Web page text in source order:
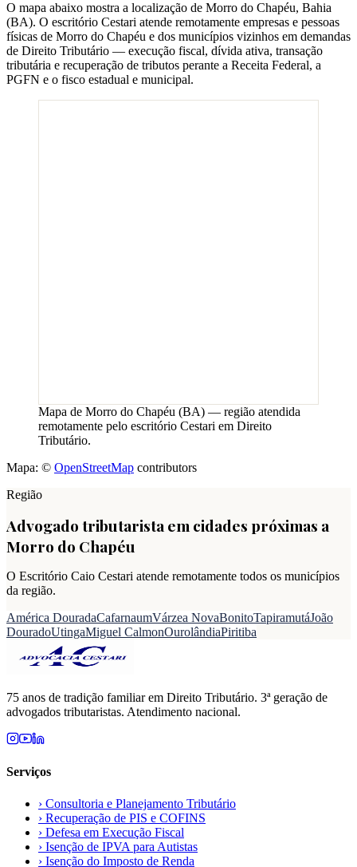
O mapa abaixo mostra a localização de Morro do Chapéu, Bahia
(BA). O escritório Cestari atende remotamente empresas e pessoas
físicas de Morro do Chapéu e dos municípios vizinhos em demandas
de Direito Tributário — execução fiscal, dívida ativa, transação
tributária e recuperação de tributos perante a Receita Federal, a
PGFN e o fisco estadual e municipal.
Mapa de Morro do Chapéu (BA) — região atendida
remotamente pelo escritório Cestari em Direito
Tributário.
Mapa: © OpenStreetMap contributors
Região
Advogado tributarista em cidades próximas a
Morro do Chapéu
O Escritório Caio Cestari atende remotamente todos os municípios
da região.
América DouradaCafarnaumVárzea NovaBonitoTapiramutáJoão
DouradoUtingaMiguel CalmonOurolândiaPiritiba
75 anos de tradição familiar em Direito Tributário. 3ª geração de
advogados tributaristas. Atendimento nacional.
Serviços
› Consultoria e Planejamento Tributário
› Recuperação de PIS e COFINS
› Defesa em Execução Fiscal
› Isenção de IPVA para Autistas
› Isenção do Imposto de Renda